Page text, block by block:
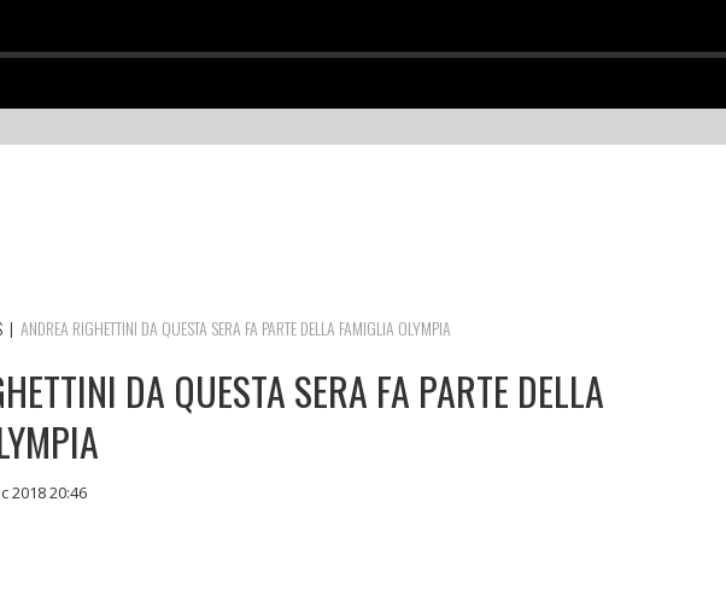
| ANDREA RIGHETTINI DA QUESTA SERA FA PARTE DELLA FAMIGLIA OLYMPIA
DA QUESTA SERA FA PARTE DELLA
2018 20:46